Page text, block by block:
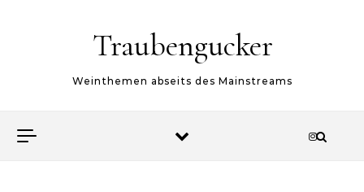
Traubengucker
Weinthemen abseits des Mainstreams